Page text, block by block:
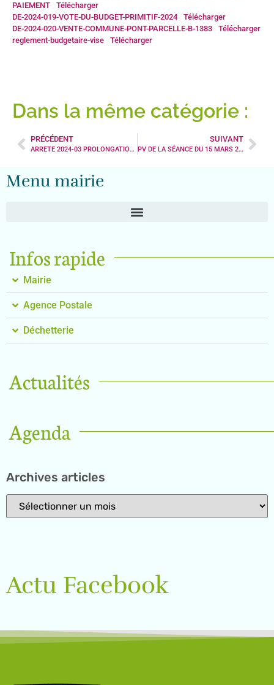
PAIEMENT
Télécharger
DE-2024-019-VOTE-DU-BUDGET-PRIMITIF-2024
Télécharger
DE-2024-020-VENTE-COMMUNE-PONT-PARCELLE-B-1383
Télécharger
reglement-budgetaire-vise
Télécharger
Dans la même catégorie :
PRÉCÉDENT
ARRETE 2024-03 PROLONGATION TRAVAUX ETEC
SUIVANT
PV DE LA SÉANCE DU 15 MARS 2024
Menu mairie
Infos rapide
Mairie
Agence Postale
Déchetterie
Actualités
Agenda
Archives articles
Actu Facebook